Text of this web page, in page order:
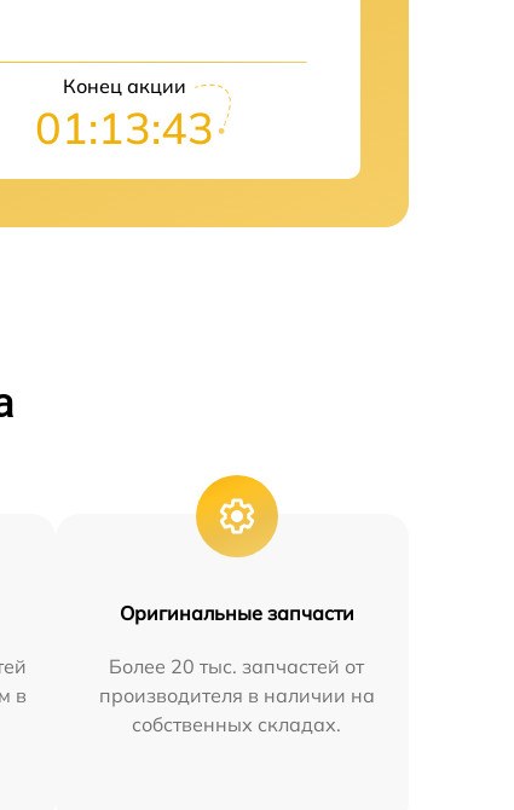
Конец акции
01:13:42
в
Оригинальные запчасти
Более 20 тыс. запчастей от
производителя в наличии на
собственных складах.